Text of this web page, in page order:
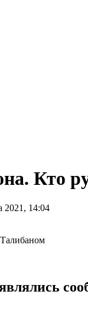
Кто
2021, 14:04